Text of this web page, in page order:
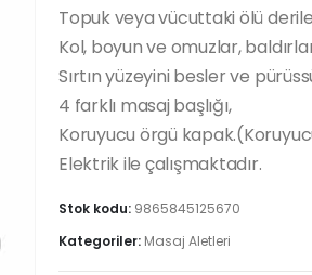
Topuk veya vücuttaki ölü
Kol, boyun ve omuzlar,
Sırtın yüzeyini besler ve
4 farklı masaj başlığı,
Koruyucu örgü
Elektrik ile çalışmaktadır.
Stok kodu: 9865845125670
Kategoriler: Masaj Aletleri